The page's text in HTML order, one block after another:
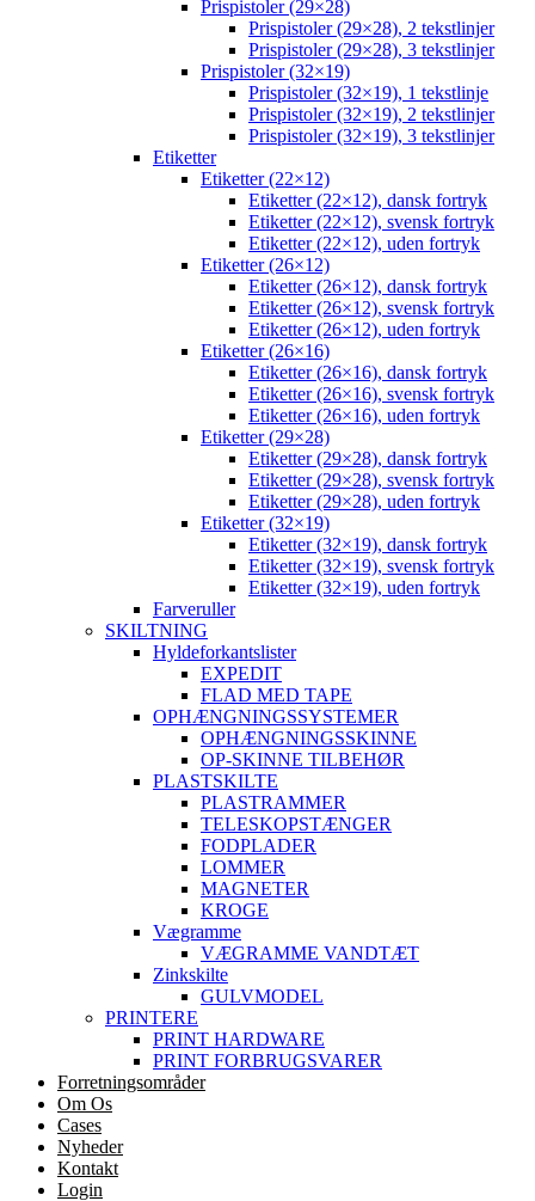
Prispistoler (29×28)
Prispistoler (29×28), 2 tekstlinjer
Prispistoler (29×28), 3 tekstlinjer
Prispistoler (32×19)
Prispistoler (32×19), 1 tekstlinje
Prispistoler (32×19), 2 tekstlinjer
Prispistoler (32×19), 3 tekstlinjer
Etiketter
Etiketter (22×12)
Etiketter (22×12), dansk fortryk
Etiketter (22×12), svensk fortryk
Etiketter (22×12), uden fortryk
Etiketter (26×12)
Etiketter (26×12), dansk fortryk
Etiketter (26×12), svensk fortryk
Etiketter (26×12), uden fortryk
Etiketter (26×16)
Etiketter (26×16), dansk fortryk
Etiketter (26×16), svensk fortryk
Etiketter (26×16), uden fortryk
Etiketter (29×28)
Etiketter (29×28), dansk fortryk
Etiketter (29×28), svensk fortryk
Etiketter (29×28), uden fortryk
Etiketter (32×19)
Etiketter (32×19), dansk fortryk
Etiketter (32×19), svensk fortryk
Etiketter (32×19), uden fortryk
Farveruller
SKILTNING
Hyldeforkantslister
EXPEDIT
FLAD MED TAPE
OPHÆNGNINGSSYSTEMER
OPHÆNGNINGSSKINNE
OP-SKINNE TILBEHØR
PLASTSKILTE
PLASTRAMMER
TELESKOPSTÆNGER
FODPLADER
LOMMER
MAGNETER
KROGE
Vægramme
VÆGRAMME VANDTÆT
Zinkskilte
GULVMODEL
PRINTERE
PRINT HARDWARE
PRINT FORBRUGSVARER
Forretningsområder
Om Os
Cases
Nyheder
Kontakt
Login